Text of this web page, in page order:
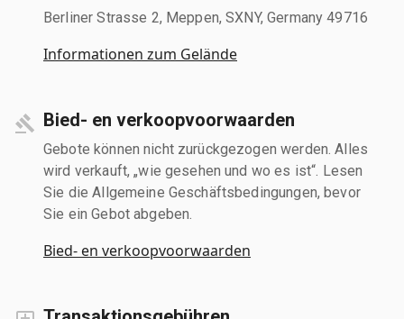
Berliner Strasse 2, Meppen, SXNY, Germany 49716
Informationen zum Gelände
Bied- en verkoopvoorwaarden
Gebote können nicht zurückgezogen werden. Alles
wird verkauft, „wie gesehen und wo es ist“. Lesen
Sie die Allgemeine Geschäftsbedingungen, bevor
Sie ein Gebot abgeben.
Bied- en verkoopvoorwaarden